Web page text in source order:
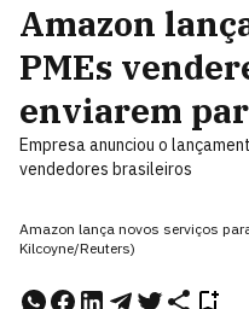
Amazon
PMEs
enviarem
Empresa anunciou o
vendedores brasileiros
Amazon lança novos serviços
Kilcoyne/Reuters)